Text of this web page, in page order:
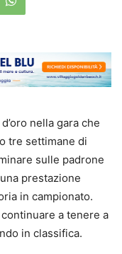
nella gara che
tre settimane di
sulle padrone
prestazione
in campionato.
a tenere a
in classifica.